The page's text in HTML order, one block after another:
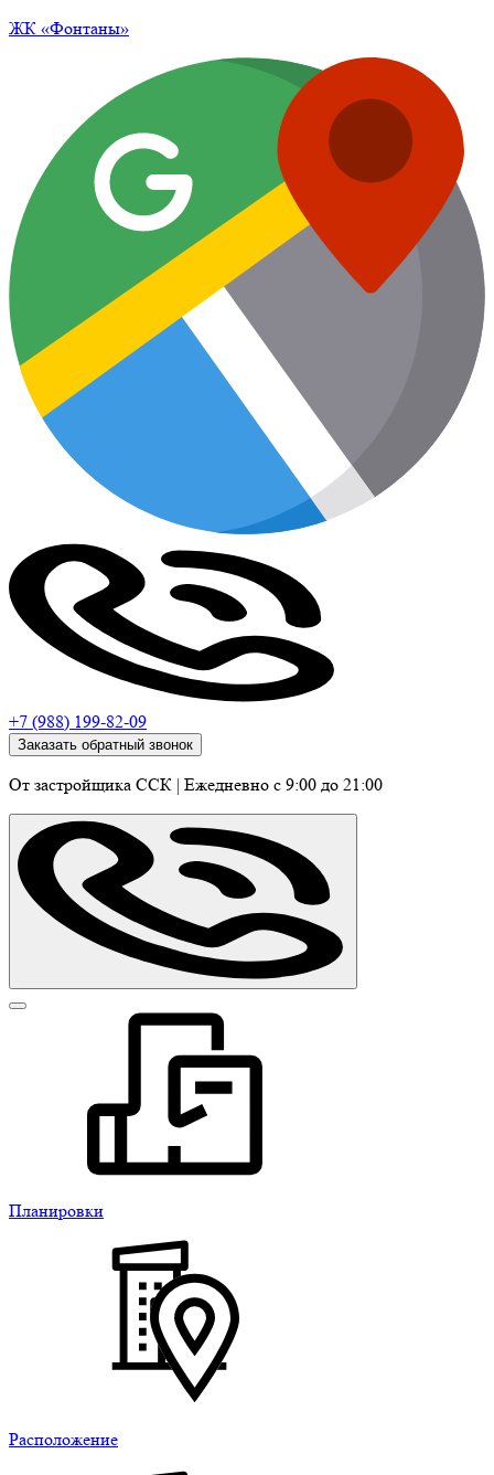
ЖК «Фонтаны»
+7 (988) 199-82-09
Заказать обратный звонок
От застройщика ССК | Ежедневно c 9:00 до 21:00
Планировки
Расположение